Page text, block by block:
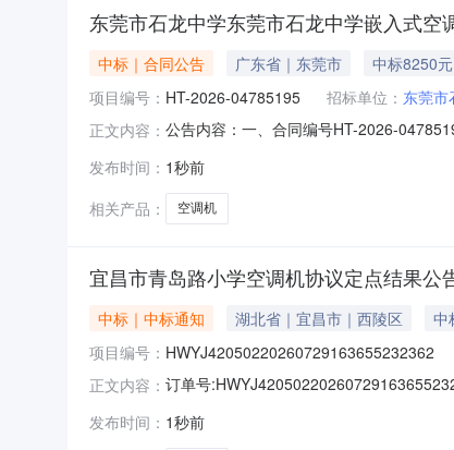
东莞市石龙中学东莞市石龙中学嵌入式
中标｜合同公告 广东省｜东莞市
中标8250元
项目编号： HT-2026-04785195 招标单位： 东莞市
正文内容： 公告内容：一、合同编号HT-2026-
市天河区天源路401号之一125房、126房
发布时间： 1秒前
相关产品：
空调机
宜昌市青岛路小学空调机协议定点结果公
中标｜中标通知 湖北省｜宜昌市｜西陵区
中
项目编号： HWYJ42050220260729163655232362
正文内容： 订单号
的/MideaRFD-120LW/BSDN8Y-
发布时间： 1秒前